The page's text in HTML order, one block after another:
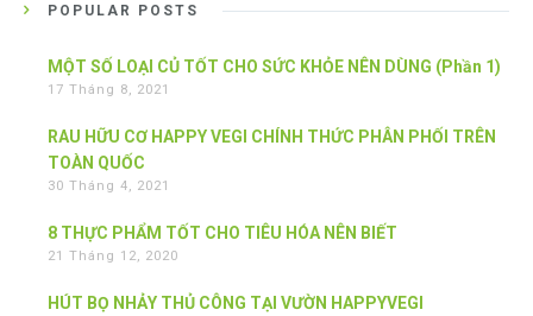
POPULAR POSTS
MỘT SỐ LOẠI CỦ TỐT CHO SỨC KHỎE NÊN DÙNG (Phần 1)
17 Tháng 8, 2021
RAU HỮU CƠ HAPPY VEGI CHÍNH THỨC PHÂN PHỐI TRÊN
TOÀN QUỐC
30 Tháng 4, 2021
8 THỰC PHẨM TỐT CHO TIÊU HÓA NÊN BIẾT
21 Tháng 12, 2020
HÚT BỌ NHẢY THỦ CÔNG TẠI VƯỜN HAPPYVEGI